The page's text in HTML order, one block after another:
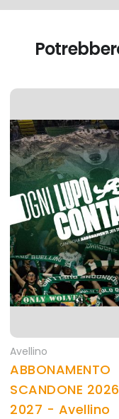
Avellino
ABBONAMENTO
SCANDONE
2027 - Avellino